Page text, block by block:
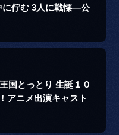
に佇む 3人に戦慄―公
国とっとり 生誕１０
アニメ出演キャスト